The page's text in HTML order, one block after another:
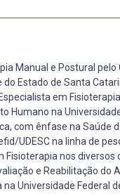
Manual e Postural
Estado de Santa
em
Humano na
com ênfase na Saúde
UDESC na linha de
nos diversos
e Reabilitação do
Universidade Federal